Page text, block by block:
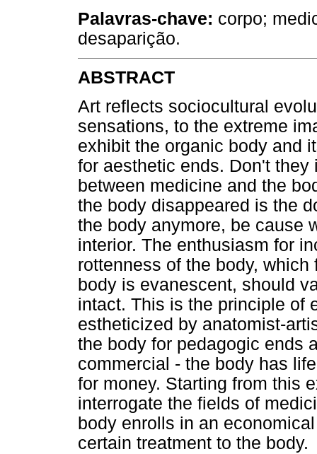
Palavras-chave: corpo;
desaparição.
ABSTRACT
Art reflects sociocultural
sensations, to the extreme
exhibit the organic body and
for aesthetic ends. Don't
between medicine and the
the body disappeared is the
the body anymore, be cause
interior. The enthusiasm for
rottenness of the body,
body is evanescent, should
intact. This is the principle of
estheticized by anatomist-
the body for pedagogic ends
commercial - the body has
for money. Starting from this
interrogate the fields of
body enrolls in an
certain treatment to the body.